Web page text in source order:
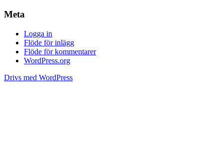
Meta
Logga in
Flöde för inlägg
Flöde för kommentarer
WordPress.org
Drivs med WordPress